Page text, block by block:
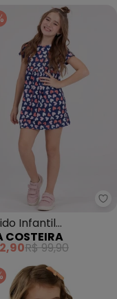
Infantil Menina
Infantil
(Azul)
COSTEIRA
R$ 99,90